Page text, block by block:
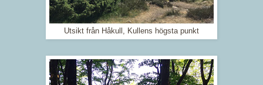
Utsikt från Håkull, Kullens högsta punkt